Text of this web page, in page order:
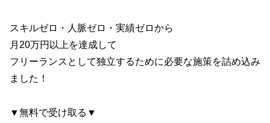
スキルゼロ・人脈ゼロ・実績ゼロから
月20万円以上を達成して
フリーランスとして独立するために必要な施策を詰め込み
ました！
▼無料で受け取る▼